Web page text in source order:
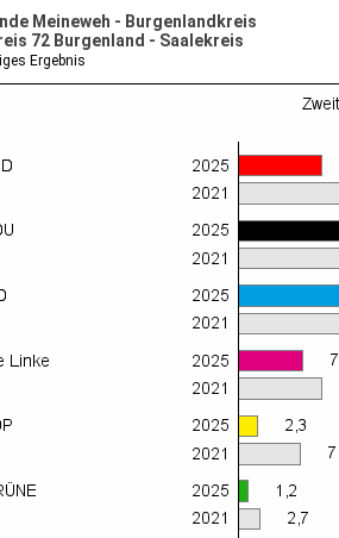
Meineweh - Burgenlandkreis
72 Burgenland - Saalekreis
Ergebnis